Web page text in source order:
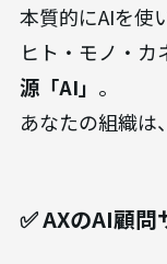
本質的にAIを使
ヒト・モノ・
源「AI」 。
あなたの組織は
✅ AXのAI顧